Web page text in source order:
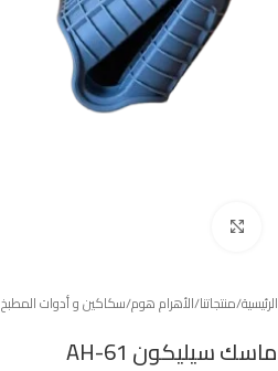
الرئيسية/منتجاتنا/الأهرام هوم/سكاكين و أدوات المطبخ
ماسك سيليكون AH-61